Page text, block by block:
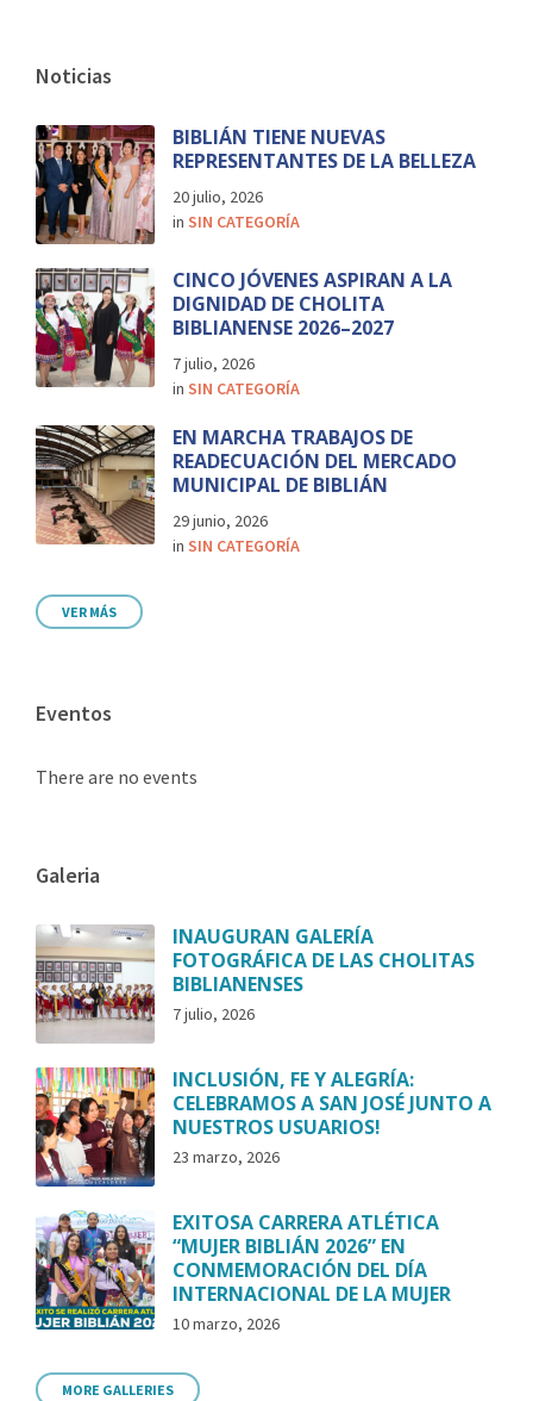
Noticias
BIBLIÁN TIENE NUEVAS
REPRESENTANTES DE LA BELLEZA
20 julio, 2026
in SIN CATEGORÍA
CINCO JÓVENES ASPIRAN A LA
DIGNIDAD DE CHOLITA
BIBLIANENSE 2026–2027
7 julio, 2026
in SIN CATEGORÍA
EN MARCHA TRABAJOS DE
READECUACIÓN DEL MERCADO
MUNICIPAL DE BIBLIÁN
29 junio, 2026
in SIN CATEGORÍA
VER MÁS
Eventos
There are no events
Galeria
INAUGURAN GALERÍA
FOTOGRÁFICA DE LAS CHOLITAS
BIBLIANENSES
7 julio, 2026
INCLUSIÓN, FE Y ALEGRÍA:
CELEBRAMOS A SAN JOSÉ JUNTO A
NUESTROS USUARIOS!
23 marzo, 2026
EXITOSA CARRERA ATLÉTICA
“MUJER BIBLIÁN 2026” EN
CONMEMORACIÓN DEL DÍA
INTERNACIONAL DE LA MUJER
10 marzo, 2026
MORE GALLERIES